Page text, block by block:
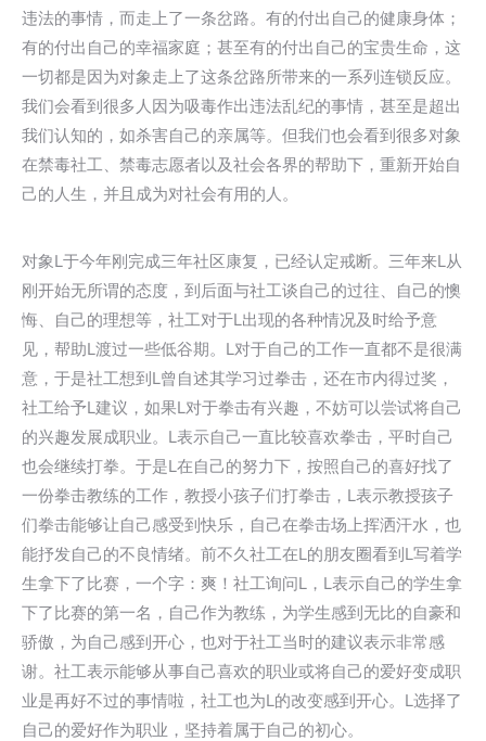
违法的事情，而走上了一条岔路。有的付出自己的健康身体；
有的付出自己的幸福家庭；甚至有的付出自己的宝贵生命，这
一切都是因为对象走上了这条岔路所带来的一系列连锁反应。
我们会看到很多人因为吸毒作出违法乱纪的事情，甚至是超出
我们认知的，如杀害自己的亲属等。但我们也会看到很多对象
在禁毒社工、禁毒志愿者以及社会各界的帮助下，重新开始自
己的人生，并且成为对社会有用的人。
对象L于今年刚完成三年社区康复，已经认定戒断。三年来L从
刚开始无所谓的态度，到后面与社工谈自己的过往、自己的懊
悔、自己的理想等，社工对于L出现的各种情况及时给予意
见，帮助L渡过一些低谷期。L对于自己的工作一直都不是很满
意，于是社工想到L曾自述其学习过拳击，还在市内得过奖，
社工给予L建议，如果L对于拳击有兴趣，不妨可以尝试将自己
的兴趣发展成职业。L表示自己一直比较喜欢拳击，平时自己
也会继续打拳。于是L在自己的努力下，按照自己的喜好找了
一份拳击教练的工作，教授小孩子们打拳击，L表示教授孩子
们拳击能够让自己感受到快乐，自己在拳击场上挥洒汗水，也
能抒发自己的不良情绪。前不久社工在L的朋友圈看到L写着学
生拿下了比赛，一个字：爽！社工询问L，L表示自己的学生拿
下了比赛的第一名，自己作为教练，为学生感到无比的自豪和
骄傲，为自己感到开心，也对于社工当时的建议表示非常感
谢。社工表示能够从事自己喜欢的职业或将自己的爱好变成职
业是再好不过的事情啦，社工也为L的改变感到开心。L选择了
自己的爱好作为职业，坚持着属于自己的初心。